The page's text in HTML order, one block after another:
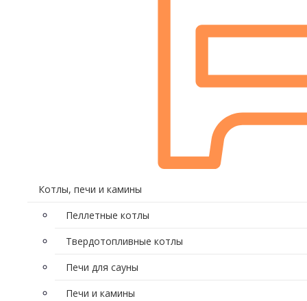
Котлы, печи и камины
Пеллетные котлы
Твердотопливные котлы
Печи для сауны
Печи и камины